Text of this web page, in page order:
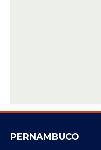
PERNAMBUCO